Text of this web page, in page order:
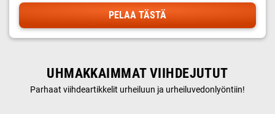
PELAA TÄSTÄ
UHMAKKAIMMAT VIIHDEJUTUT
Parhaat viihdeartikkelit urheiluun ja urheiluvedonlyöntiin!